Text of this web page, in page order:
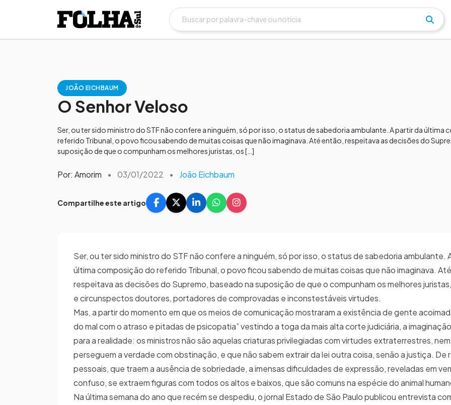
JOÃO EICHBAUM
O Senhor Veloso
Ser, ou ter sido ministro do STF não confere a ninguém, só por isso, o status de sabedoria ambulante. A partir da última
referido Tribunal, o povo ficou sabendo de muitas coisas que não imaginava. Até então, respeitava as decisões do
suposição de que o compunham os melhores juristas, os […]
Por: Amorim • 03/01/2022 • João Eichbaum
Compartilhe este artigo
Ser, ou ter sido ministro do STF não confere a ninguém, só por isso, o status de sabedoria ambulante.
última composição do referido Tribunal, o povo ficou sabendo de muitas coisas que não imaginava.
respeitava as decisões do Supremo, baseado na suposição de que o compunham os melhores
e circunspectos doutores, portadores de comprovadas e inconstestáveis virtudes.
Mas, a partir do momento em que os meios de comunicação mostraram a existência de gente
do mal com o atraso e pitadas de psicopatia” vestindo a toga da mais alta corte judiciária, a
para a realidade: os ministros não são aquelas criaturas privilegiadas com virtudes extraterrestres,
perseguem a verdade com obstinação, e que não sabem extrair da lei outra coisa, senão a justiça. De
pessoais, que traem a ausência de sobriedade, a imensas dificuldades de expressão, reveladas em
confuso, se extraem figuras com todos os altos e baixos, que são comuns na espécie do animal
Na última semana do ano que recém se despediu, o jornal Estado de São Paulo publicou entrevista